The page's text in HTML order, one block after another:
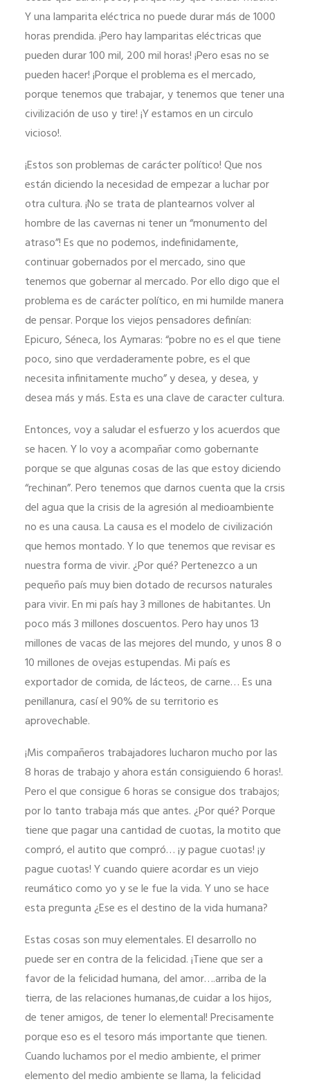
Y una lamparita eléctrica no puede durar más de 1000
horas prendida. ¡Pero hay lamparitas eléctricas que
pueden durar 100 mil, 200 mil horas! ¡Pero esas no se
pueden hacer! ¡Porque el problema es el mercado,
porque tenemos que trabajar, y tenemos que tener una
civilización de uso y tire! ¡Y estamos en un circulo
vicioso!.
¡Estos son problemas de carácter político! Que nos
están diciendo la necesidad de empezar a luchar por
otra cultura. ¡No se trata de plantearnos volver al
hombre de las cavernas ni tener un “monumento del
atraso”! Es que no podemos, indefinidamente,
continuar gobernados por el mercado, sino que
tenemos que gobernar al mercado. Por ello digo que el
problema es de carácter político, en mi humilde manera
de pensar. Porque los viejos pensadores definían:
Epicuro, Séneca, los Aymaras: “pobre no es el que tiene
poco, sino que verdaderamente pobre, es el que
necesita infinitamente mucho” y desea, y desea, y
desea más y más. Esta es una clave de caracter cultura.
Entonces, voy a saludar el esfuerzo y los acuerdos que
se hacen. Y lo voy a acompañar como gobernante
porque se que algunas cosas de las que estoy diciendo
“rechinan”. Pero tenemos que darnos cuenta que la crsis
del agua que la crisis de la agresión al medioambiente
no es una causa. La causa es el modelo de civilización
que hemos montado. Y lo que tenemos que revisar es
nuestra forma de vivir. ¿Por qué? Pertenezco a un
pequeño país muy bien dotado de recursos naturales
para vivir. En mi país hay 3 millones de habitantes. Un
poco más 3 millones doscuentos. Pero hay unos 13
millones de vacas de las mejores del mundo, y unos 8 o
10 millones de ovejas estupendas. Mi país es
exportador de comida, de lácteos, de carne… Es una
penillanura, casí el 90% de su territorio es
aprovechable.
¡Mis compañeros trabajadores lucharon mucho por las
8 horas de trabajo y ahora están consiguiendo 6 horas!.
Pero el que consigue 6 horas se consigue dos trabajos;
por lo tanto trabaja más que antes. ¿Por qué? Porque
tiene que pagar una cantidad de cuotas, la motito que
compró, el autito que compró… ¡y pague cuotas! ¡y
pague cuotas! Y cuando quiere acordar es un viejo
reumático como yo y se le fue la vida. Y uno se hace
esta pregunta ¿Ese es el destino de la vida humana?
Estas cosas son muy elementales. El desarrollo no
puede ser en contra de la felicidad. ¡Tiene que ser a
favor de la felicidad humana, del amor….arriba de la
tierra, de las relaciones humanas,de cuidar a los hijos,
de tener amigos, de tener lo elemental! Precisamente
porque eso es el tesoro más importante que tienen.
Cuando luchamos por el medio ambiente, el primer
elemento del medio ambiente se llama, la felicidad